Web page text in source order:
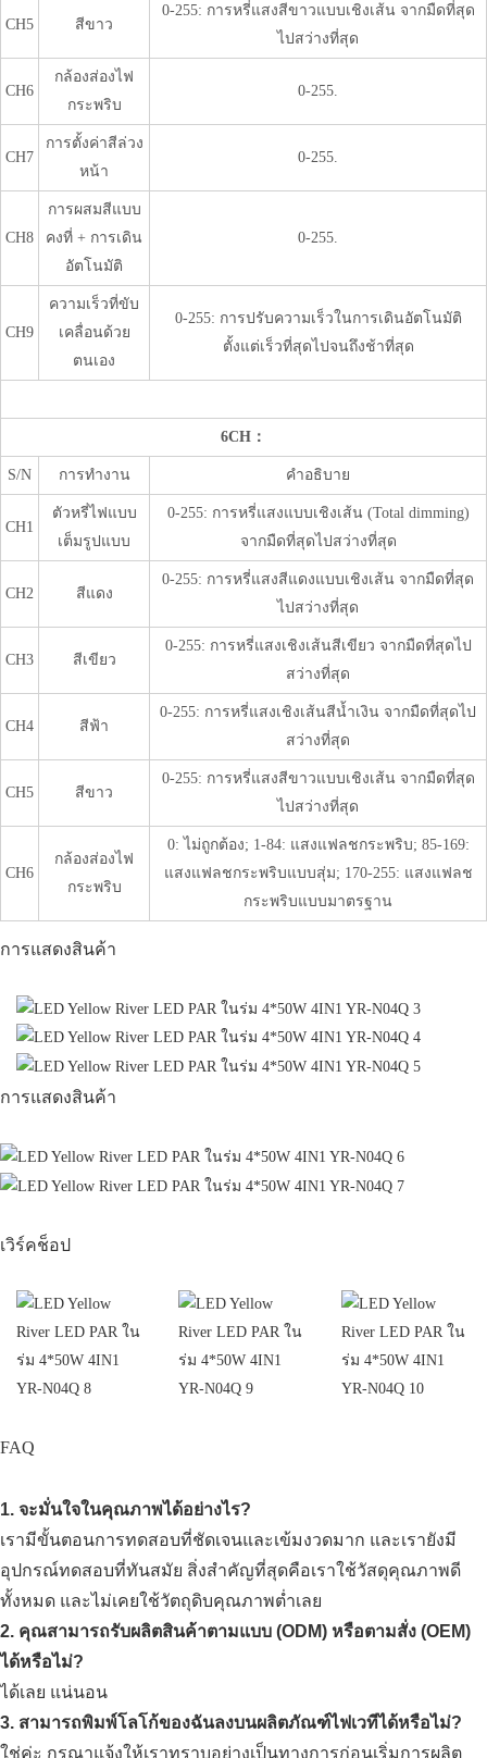
CH5 สีขาว
0-255: การหรี่แสงสีขาวแบบเชิงเส้น จากมืดที่สุด
ไปสว่างที่สุด
CH6
กล้องส่องไฟ
กระพริบ
0-255.
CH7
การตั้งค่าสีล่วง
หน้า
0-255.
CH8
การผสมสีแบบ
คงที่ + การเดิน
อัตโนมัติ
0-255.
CH9
ความเร็วที่ขับ
เคลื่อนด้วย
ตนเอง
0-255: การปรับความเร็วในการเดินอัตโนมัติ
ตั้งแต่เร็วที่สุดไปจนถึงช้าที่สุด
6CH：
S/N การทำงาน คำอธิบาย
CH1
ตัวหรี่ไฟแบบ
เต็มรูปแบบ
0-255: การหรี่แสงแบบเชิงเส้น (Total dimming)
จากมืดที่สุดไปสว่างที่สุด
CH2 สีแดง
0-255: การหรี่แสงสีแดงแบบเชิงเส้น จากมืดที่สุด
ไปสว่างที่สุด
CH3 สีเขียว
0-255: การหรี่แสงเชิงเส้นสีเขียว จากมืดที่สุดไป
สว่างที่สุด
CH4 สีฟ้า
0-255: การหรี่แสงเชิงเส้นสีน้ำเงิน จากมืดที่สุดไป
สว่างที่สุด
CH5 สีขาว
0-255: การหรี่แสงสีขาวแบบเชิงเส้น จากมืดที่สุด
ไปสว่างที่สุด
CH6
กล้องส่องไฟ
กระพริบ
0: ไม่ถูกต้อง; 1-84: แสงแฟลชกระพริบ; 85-169:
แสงแฟลชกระพริบแบบสุ่ม; 170-255: แสงแฟลช
กระพริบแบบมาตรฐาน
การแสดงสินค้า
การแสดงสินค้า
เวิร์คช็อป
FAQ
1. จะมั่นใจในคุณภาพได้อย่างไร?
เรามีขั้นตอนการทดสอบที่ชัดเจนและเข้มงวดมาก และเรายังมี
อุปกรณ์ทดสอบที่ทันสมัย ​​สิ่งสำคัญที่สุดคือเราใช้วัสดุคุณภาพดี
ทั้งหมด และไม่เคยใช้วัตถุดิบคุณภาพต่ำเลย
2. คุณสามารถรับผลิตสินค้าตามแบบ (ODM) หรือตามสั่ง (OEM)
ได้หรือไม่?
ได้เลย แน่นอน
3. สามารถพิมพ์โลโก้ของฉันลงบนผลิตภัณฑ์ไฟเวทีได้หรือไม่?
ใช่ค่ะ กรุณาแจ้งให้เราทราบอย่างเป็นทางการก่อนเริ่มการผลิต